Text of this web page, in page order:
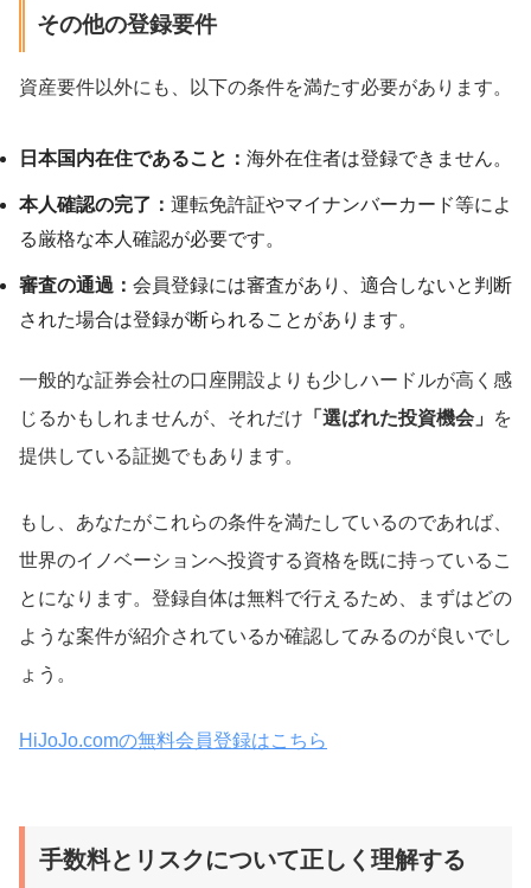
その他の登録要件
資産要件以外にも、以下の条件を満たす必要があります。
日本国内在住であること： 海外在住者は登録できません。
本人確認の完了： 運転免許証やマイナンバーカード等によ
る厳格な本人確認が必要です。
審査の通過： 会員登録には審査があり、適合しないと判断
された場合は登録が断られることがあります。
一般的な証券会社の口座開設よりも少しハードルが高く感
じるかもしれませんが、それだけ 「選ばれた投資機会」
を
提供している証拠でもあります。
もし、あなたがこれらの条件を満たしているのであれば、
世界のイノベーションへ投資する資格を既に持っているこ
とになります。登録自体は無料で行えるため、まずはどの
ような案件が紹介されているか確認してみるのが良いでし
ょう。
HiJoJo.comの無料会員登録はこちら
手数料とリスクについて正しく理解する